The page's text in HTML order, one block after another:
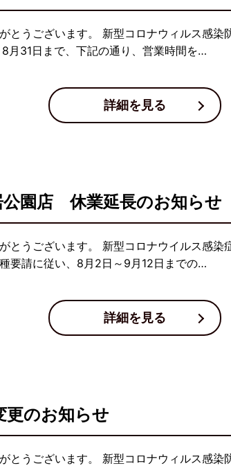
とうございます。 新型コロナウィルス感
月31日まで、下記の通り、営業時間を…
詳細を見る
公園店 休業延長のお知らせ
とうございます。 新型コロナウイルス感
要請に従い、8月2日～9月12日までの…
詳細を見る
更のお知らせ
とうございます。 新型コロナウィルス感